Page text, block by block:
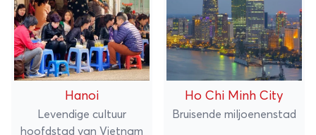
Hanoi
Levendige cultuur
hoofdstad van Vietnam
Ho Chi Minh City
Bruisende miljoenenstad